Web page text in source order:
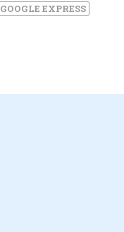
GOOGLE EXPRESS